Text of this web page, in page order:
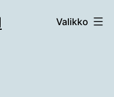
Valikko